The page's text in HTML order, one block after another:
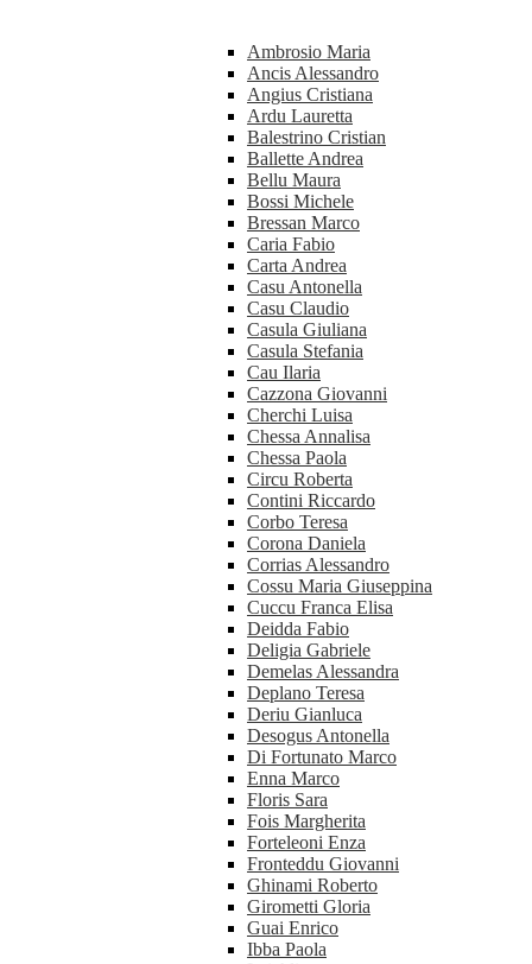
Ambrosio Maria
Ancis Alessandro
Angius Cristiana
Ardu Lauretta
Balestrino Cristian
Ballette Andrea
Bellu Maura
Bossi Michele
Bressan Marco
Caria Fabio
Carta Andrea
Casu Antonella
Casu Claudio
Casula Giuliana
Casula Stefania
Cau Ilaria
Cazzona Giovanni
Cherchi Luisa
Chessa Annalisa
Chessa Paola
Circu Roberta
Contini Riccardo
Corbo Teresa
Corona Daniela
Corrias Alessandro
Cossu Maria Giuseppina
Cuccu Franca Elisa
Deidda Fabio
Deligia Gabriele
Demelas Alessandra
Deplano Teresa
Deriu Gianluca
Desogus Antonella
Di Fortunato Marco
Enna Marco
Floris Sara
Fois Margherita
Forteleoni Enza
Fronteddu Giovanni
Ghinami Roberto
Girometti Gloria
Guai Enrico
Ibba Paola